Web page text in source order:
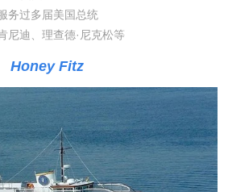
务过多届美国总统
尼迪、理查德·尼克松等
Honey Fitz